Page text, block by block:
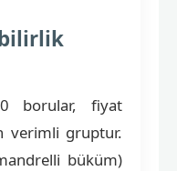
borular, fiyat
verimli gruptur.
büküm)